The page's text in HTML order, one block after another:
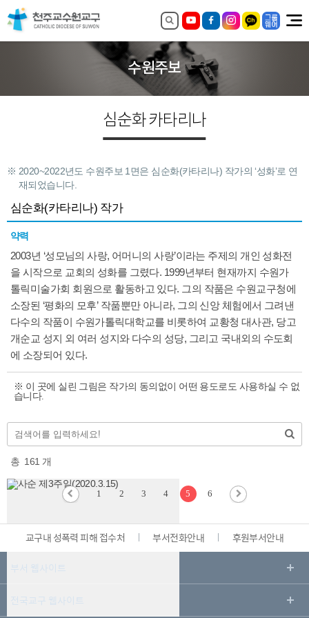
수원주보
심순화 카타리나
2020~2022년도 수원주보 1면은 심순화(카타리나) 작가의 ‘성화’로 연
재되었습니다.
심순화(카타리나) 작가
약력
2003년 ‘성모님의 사랑, 어머니의 사랑’이라는 주제의 개인 성화전
을 시작으로 교회의 성화를 그렸다. 1999년부터 현재까지 수원가
톨릭미술가회 회원으로 활동하고 있다. 그의 작품은 수원교구청에
소장된 ‘평화의 모후’ 작품뿐만 아니라, 그의 신앙 체험에서 그려낸
다수의 작품이 수원가톨릭대학교를 비롯하여 교황청 대사관, 당고
개순교 성지 외 여러 성지와 다수의 성당, 그리고 국내외의 수도회
에 소장되어 있다.
※ 이 곳에 실린 그림은 작가의 동의없이 어떤 용도로도 사용하실 수 없
습니다.
총 161 개
1 2 3 4 5 6
교구내 성폭력 피해 접수처 부서전화안내 후원부서안내